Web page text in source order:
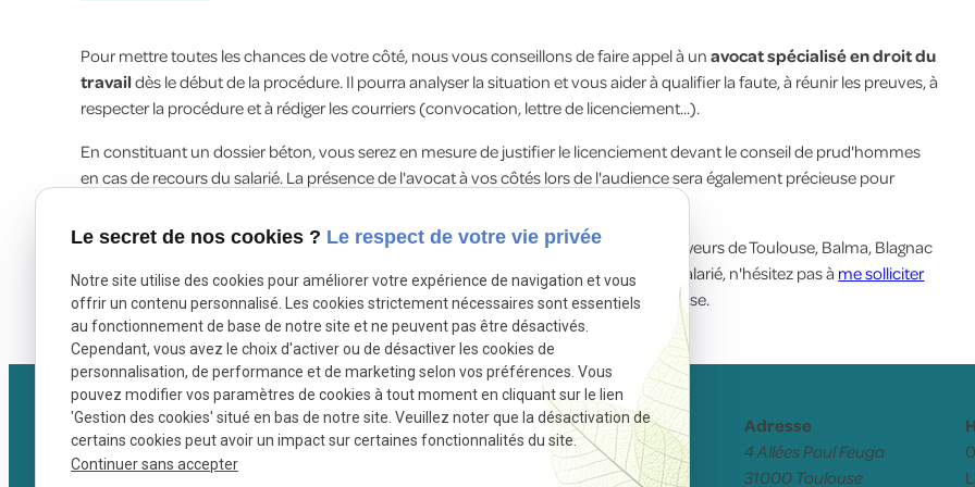
Pour mettre toutes les chances de votre côté, nous vous conseillons de faire appel à unavocat spécialisé en droit du
travaildès le début de la procédure. Il pourra analyser la situation et vous aider à qualifier la faute, à réunir les preuves, à
respecter la procédure et à rédiger les courriers (convocation, lettre de licenciement...).
En constituant un dossier béton, vous serez en mesure de justifier le licenciement devant le conseil de prud'hommes
en cas de recours du salarié. La présence de l'avocat à vos côtés lors de l'audience sera également précieuse pour
Me Aurélie RICARD, avocate en droit du travail depuis 13 ans, accompagne les employeurs de Toulouse, Balma, Blagnac
et sa région dans leurs problématiques RH au quotidien. En cas de faute grave d'un salarié, n'hésitez pas à me solliciter
pour sécuriser la procédure de licenciement et préserver les intérêts de votre entreprise.
Téléphone
05 82 88 40 54
Adresse
4 Allées Paul Feuga
31000 Toulouse
Le secret de nos cookies ? Le respect de votre vie privée
Notre site utilise des cookies pour améliorer votre expérience de navigation et vous
offrir un contenu personnalisé. Les cookies strictement nécessaires sont essentiels
au fonctionnement de base de notre site et ne peuvent pas être désactivés.
Cependant, vous avez le choix d'activer ou de désactiver les cookies de
personnalisation, de performance et de marketing selon vos préférences. Vous
pouvez modifier vos paramètres de cookies à tout moment en cliquant sur le lien
'Gestion des cookies' situé en bas de notre site. Veuillez noter que la désactivation de
certains cookies peut avoir un impact sur certaines fonctionnalités du site.
Continuer sans accepter